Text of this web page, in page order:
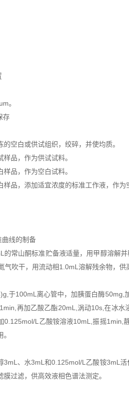
。
存
的空白或供试组织，绞碎，并使均质。
品，作为供试试料。
品，作为空白试料。
品，添加适宜浓度的标准工作液，作为
线的制备
的常山酮标准贮备液适量，用甲醇溶解
吹干，用流动相1.0mL溶解残余物，
于100mL离心管中，加胰蛋白酶
再加乙酸乙酯20mL,涡动10s,在冰
0.125mol/L乙酸铵溶液10mL,振摇
3mL、水3mL和0.125mol/L乙酸铵3mL
过滤，供高效液相色谱法测定。